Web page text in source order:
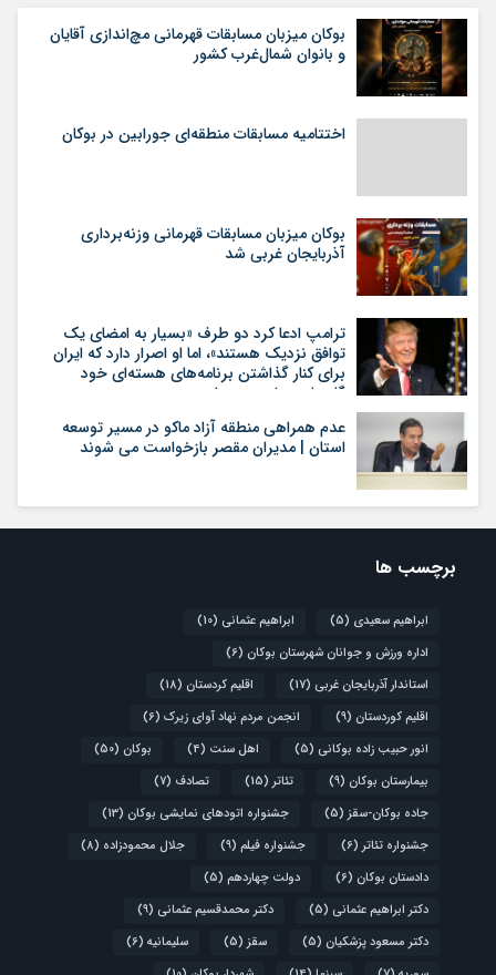
بوکان میزبان مسابقات قهرمانی مچ‌اندازی آقایان
و بانوان شمال‌غرب کشور
اختتامیه مسابقات منطقه‌ای جورابین در بوکان
بوکان میزبان مسابقات قهرمانی وزنه‌برداری
آذربایجان غربی شد
ترامپ ادعا کرد دو طرف «بسیار به امضای یک
توافق نزدیک هستند»، اما او اصرار دارد که ایران
برای کنار گذاشتن برنامه‌های هسته‌ای خود
گام‌های بیشتری بردارد
عدم همراهی منطقه آزاد ماکو در مسیر توسعه
استان | مدیران مقصر بازخواست می شوند
برچسب ها
ابراهیم سعیدی (5) ابراهیم عثمانی (10)
اداره ورزش و جوانان شهرستان بوکان (6)
استاندار آذربایجان غربی (17) اقلیم کردستان (18)
اقلیم کوردستان (9) انجمن مردم نهاد آوای زیرک (6)
انور حبیب زاده بوکانی (5) اهل سنت (4) بوکان (50)
بیمارستان بوکان (9) تئاتر (15) تصادف (7)
جاده بوکان-سقز (5) جشنواره اتودهای نمایشی بوکان (13)
جشنواره تئاتر (6) جشنواره فیلم (9) جلال محمودزاده (8)
دادستان بوکان (6) دولت چهاردهم (5)
دکتر ابراهیم عثمانی (5) دکتر محمدقسیم عثمانی (9)
دکتر مسعود پزشکیان (5) سقز (5) سلیمانیه (6)